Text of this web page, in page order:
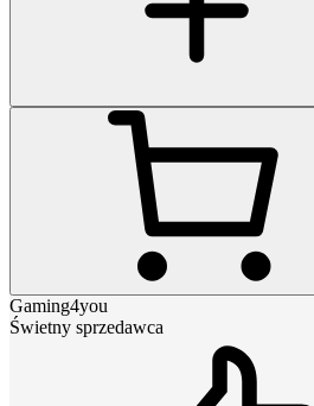
Gaming4you
Świetny sprzedawca